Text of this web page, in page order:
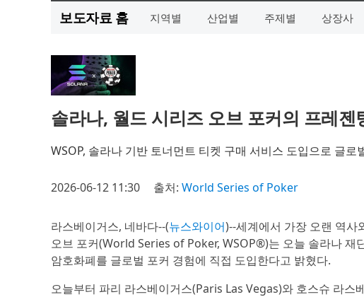
보도자료 홈 지역별 산업별 주제별 상장사
솔라나, 월드 시리즈 오브 포커의 프레젠
WSOP, 솔라나 기반 토너먼트 티켓 구매 서비스 도입으로 글로
2026-06-12 11:30 출처: World Series of Poker
라스베이거스, 네바다--(뉴스와이어)--세계에서 가장 오랜 역사
오브 포커(World Series of Poker, WSOP®)는 오늘 솔라나
암호화폐를 글로벌 포커 경험에 직접 도입한다고 밝혔다.
오늘부터 파리 라스베이거스(Paris Las Vegas)와 호스슈 라